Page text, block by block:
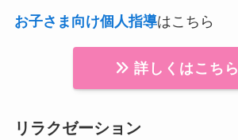
お子さま向け個人指導はこちら
詳しくはこちら
リラクゼーション